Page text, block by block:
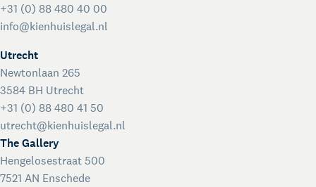
+31 (0) 88 480 40 00
info@kienhuislegal.nl
Utrecht
Newtonlaan 265
3584 BH Utrecht
+31 (0) 88 480 41 50
utrecht@kienhuislegal.nl
The Gallery
Hengelosestraat 500
7521 AN Enschede